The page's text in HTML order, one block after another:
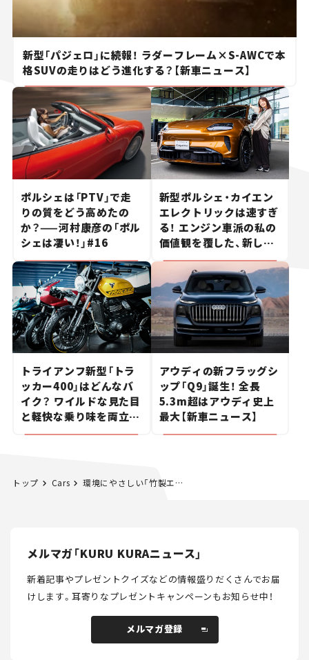
新型「パジェロ」に続報！ ラダーフレーム×S-AWCで本
格SUVの走りはどう進化する？【新車ニュース】
ポルシェは「PTV」で走
りの質をどう高めたの
か？——河村康彦の「ポル
シェは凄い！」#16
新型ポルシェ・カイエン
エレクトリックは速すぎ
る！ エンジン車派の私の
価値観を覆した、新しい
ポルシェの走り。
トライアンフ新型「トラ
ッカー400」はどんなバ
イク？ ワイルドな見た目
と軽快な乗り味を両立し
た400ccフラットトラッ
アウディの新フラッグシ
ップ「Q9」誕生！ 全長
5.3m超はアウディ史上
最大【新車ニュース】
トップ Cars 環境にやさしい「竹製エッジ」で、除雪作業もスムーズに
メルマガ「KURU KURAニュース」
新着記事やプレゼントクイズなどの情報盛りだくさんでお届
けします。耳寄りなプレゼントキャンペーンもお知らせ中！
メルマガ登録